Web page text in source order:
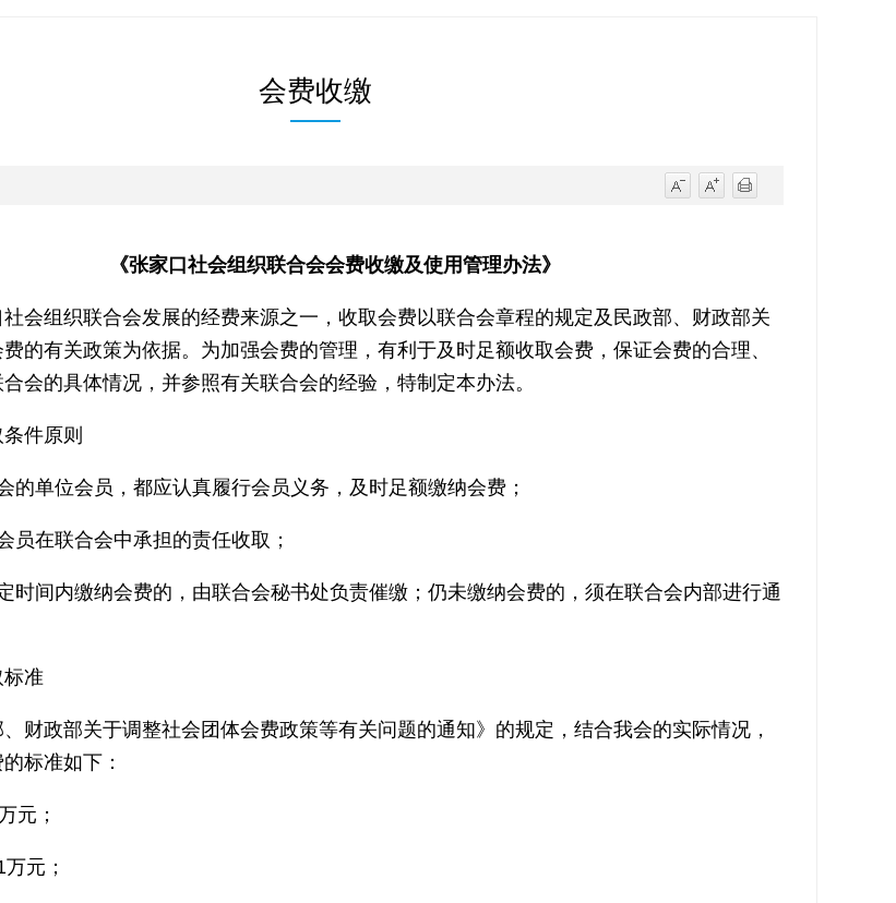
会费收缴
《张家口社会组织联合会会费收缴及使用管理办法》
会组织联合会发展的经费来源之一，收取会费以联合会章程的规定及民政部、财政部关
的有关政策为依据。为加强会费的管理，有利于及时足额收取会费，保证会费的合理、
会的具体情况，并参照有关联合会的经验，特制定本办法。
件原则
的单位会员，都应认真履行会员义务，及时足额缴纳会费；
员在联合会中承担的责任收取；
时间内缴纳会费的，由联合会秘书处负责催缴；仍未缴纳会费的，须在联合会内部进行通
标准
财政部关于调整社会团体会费政策等有关问题的通知》的规定，结合我会的实际情况，
标准如下：
元；
元；